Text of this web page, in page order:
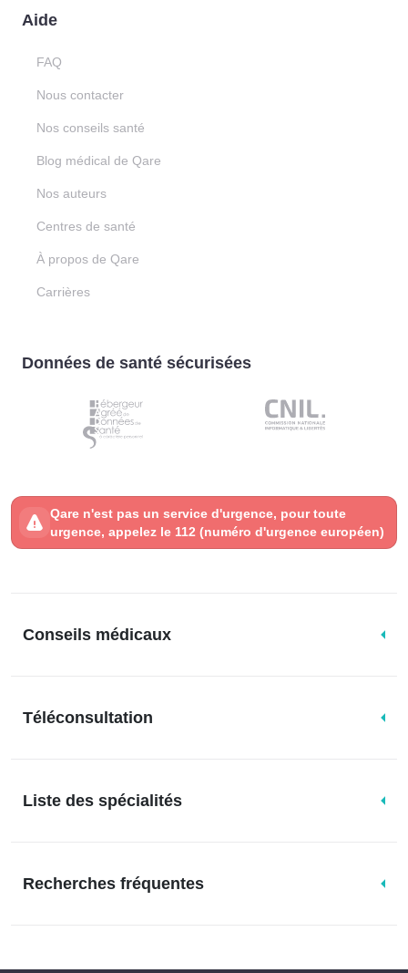
Aide
FAQ
Nous contacter
Nos conseils santé
Blog médical de Qare
Nos auteurs
Centres de santé
À propos de Qare
Carrières
Données de santé sécurisées
Qare n'est pas un service d'urgence, pour toute
urgence, appelez le 112 (numéro d'urgence européen)
Conseils médicaux
Téléconsultation
Liste des spécialités
Recherches fréquentes